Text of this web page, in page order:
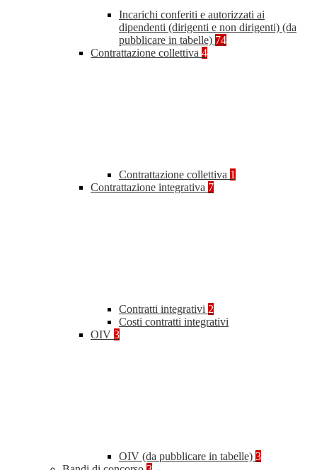
Incarichi conferiti e autorizzati ai
dipendenti (dirigenti e non dirigenti) (da
pubblicare in tabelle) 74
Contrattazione collettiva 4
Contrattazione collettiva 1
Contrattazione integrativa 7
Contratti integrativi 2
Costi contratti integrativi
OIV 3
OIV (da pubblicare in tabelle) 3